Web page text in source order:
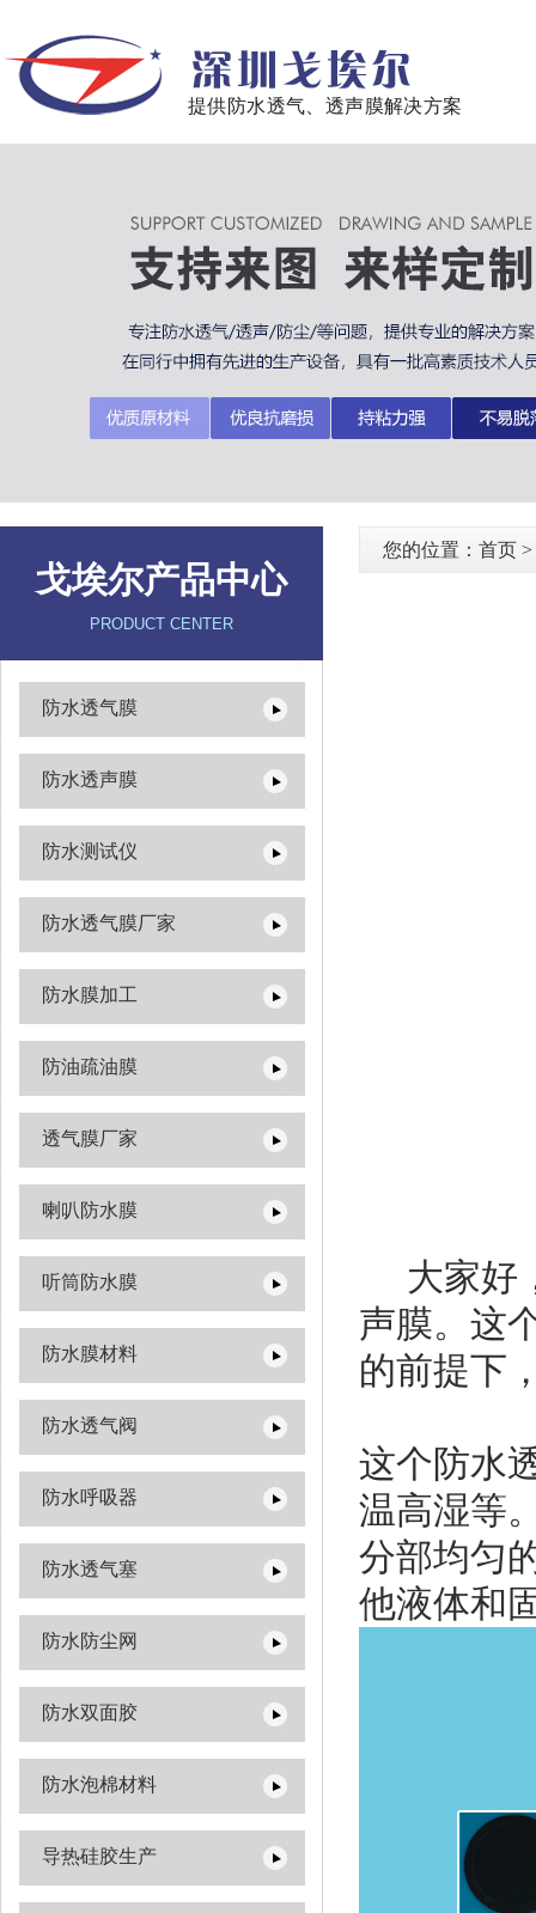
提供防水透气、透声膜解决方案
戈埃尔产品中心
PRODUCT CENTER
防水透气膜
防水透声膜
防水测试仪
防水透气膜厂家
防水膜加工
防油疏油膜
透气膜厂家
喇叭防水膜
听筒防水膜
防水膜材料
防水透气阀
防水呼吸器
防水透气塞
防水防尘网
防水双面胶
防水泡棉材料
导热硅胶生产
您的位置： 首页 >
大家好
声膜。这
的前提下
这个防水
温高湿等
分部均匀
他液体和